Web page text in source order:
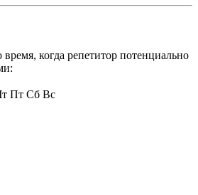
когда репетитор потенциально
Пт Сб Вс